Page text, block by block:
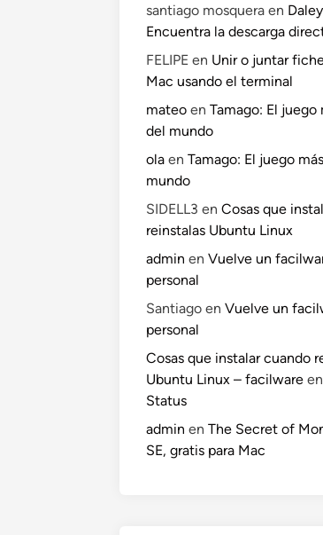
santiago mosquera en
Encuentra la descarga
FELIPE en Unir o juntar
Mac usando el terminal
mateo en Tamago: El juego
del mundo
ola en Tamago: El juego
mundo
SIDELL3 en Cosas que
reinstalas Ubuntu Linux
admin en Vuelve un
personal
Santiago en Vuelve un
personal
Cosas que instalar cuando
Ubuntu Linux – facilware en
Status
admin en The Secret of
SE, gratis para Mac